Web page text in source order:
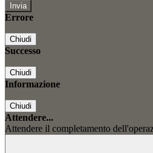
Errore
Chiudi
Successo
Chiudi
Informazione
Chiudi
Attendere...
Attendere il completamento